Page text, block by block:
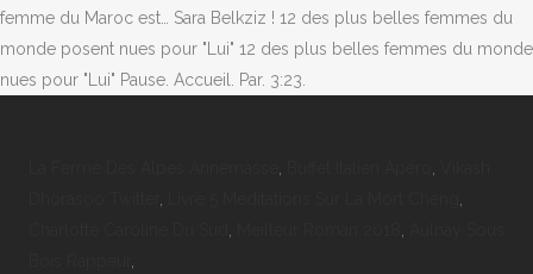
femme du Maroc est… Sara Belkziz ! 12 des plus belles femmes du
monde posent nues pour "Lui" 12 des plus belles femmes du monde
nues pour "Lui" Pause. Accueil. Par. 3:23.